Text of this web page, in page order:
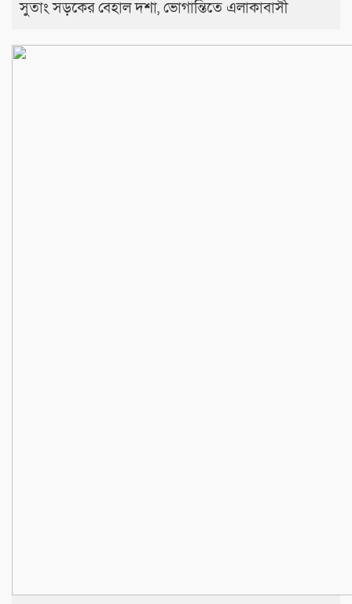
সুতাং সড়কের বেহাল দশা, ভোগান্তিতে এলাকাবাসী